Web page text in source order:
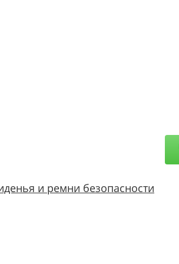
и ремни безопасности